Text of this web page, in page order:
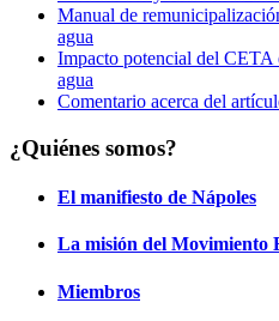
Manual de
agua
Impacto potencial del CETA
agua
Comentario acerca del
¿Quiénes somos?
El manifiesto de Nápoles
La misión del Movimiento
Miembros